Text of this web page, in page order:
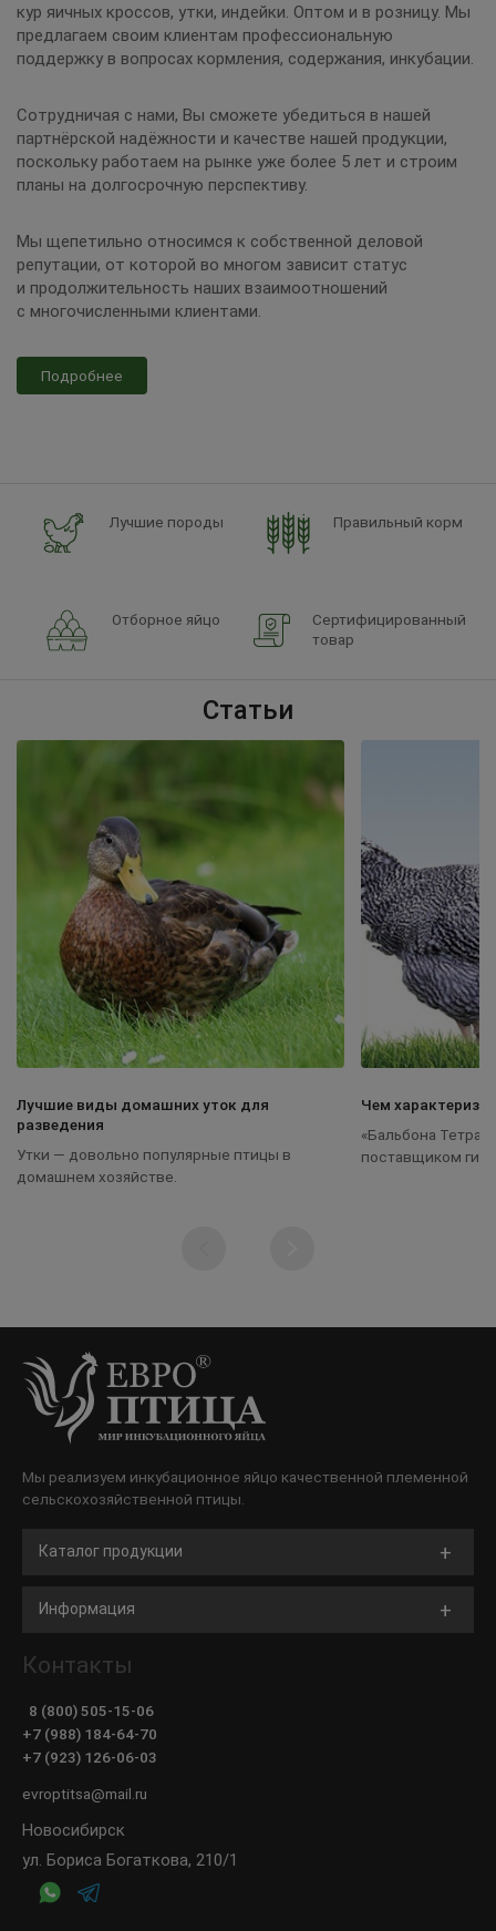
кур яичных кроссов, утки, индейки. Оптом и в розницу. Мы
предлагаем своим клиентам профессиональную
поддержку в вопросах кормления, содержания, инкубации.
Сотрудничая с нами, Вы сможете убедиться в нашей
партнёрской надёжности и качестве нашей продукции,
поскольку работаем на рынке уже более 5 лет и строим
планы на долгосрочную перспективу.
Мы щепетильно относимся к собственной деловой
репутации, от которой во многом зависит статус
и продолжительность наших взаимоотношений
с многочисленными клиентами.
Подробнее
Лучшие породы Правильный корм
Отборное яйцо
Сертифицированный
товар
Статьи
Лучшие виды домашних уток для
разведения
Утки — довольно популярные птицы в
домашнем хозяйстве.
Чем
«Бальбона
поставщиком
Мы реализуем инкубационное яйцо качественной племенной
сельскохозяйственной птицы.
Каталог продукции
Информация
Контакты
8 (800) 505-15-06
+7 (988) 184-64-70
+7 (923) 126-06-03
evroptitsa@mail.ru
Новосибирск
ул. Бориса Богаткова, 210/1